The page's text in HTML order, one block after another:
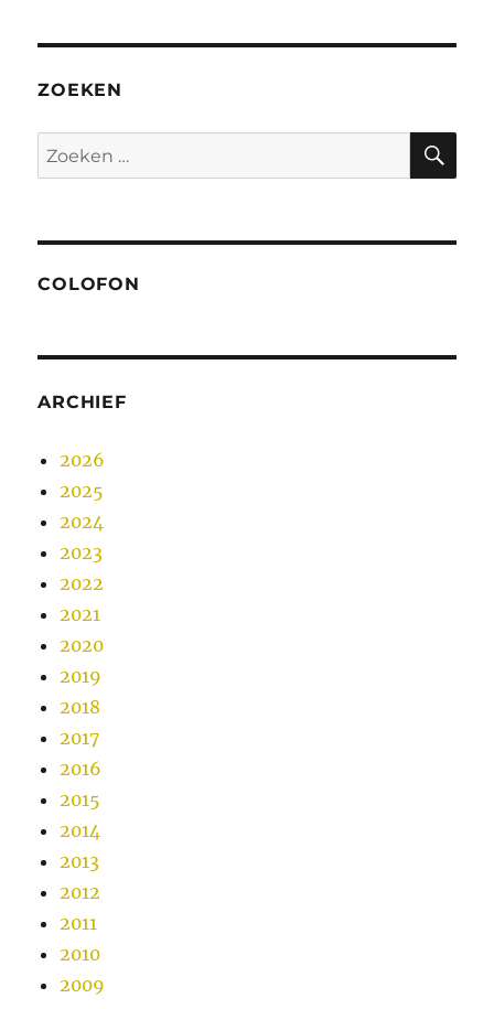
PAGI
ZOEKEN
Zoeken
naar:
COLOFON
ARCHIEF
2026
2025
2024
2023
2022
2021
2020
2019
2018
2017
2016
2015
2014
2013
2012
2011
2010
2009